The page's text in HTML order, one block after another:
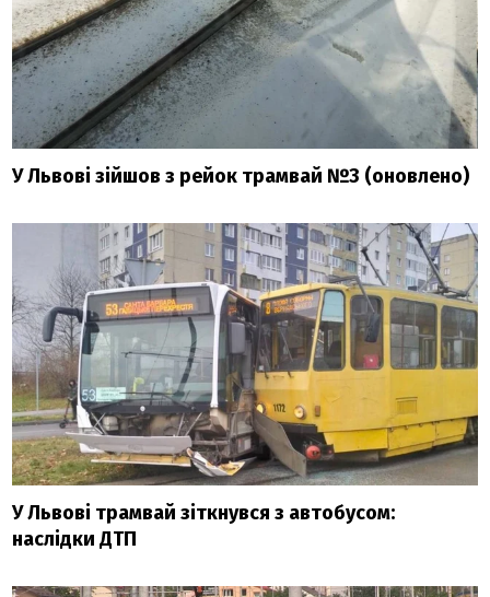
У Львові зійшов з рейок трамвай №3 (оновлено)
У Львові трамвай зіткнувся з автобусом:
наслідки ДТП